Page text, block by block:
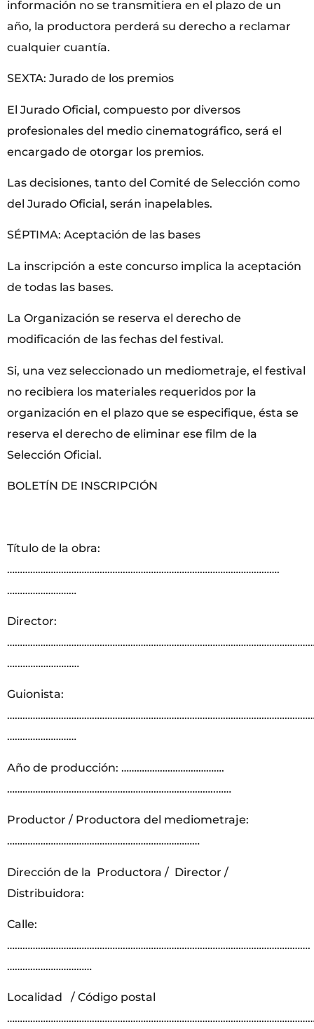
información no se transmitiera en el plazo de un
año, la productora perderá su derecho a reclamar
cualquier cuantía.
SEXTA: Jurado de los premios
El Jurado Oficial, compuesto por diversos
profesionales del medio cinematográfico, será el
encargado de otorgar los premios.
Las decisiones, tanto del Comité de Selección como
del Jurado Oficial, serán inapelables.
SÉPTIMA: Aceptación de las bases
La inscripción a este concurso implica la aceptación
de todas las bases.
La Organización se reserva el derecho de
modificación de las fechas del festival.
Si, una vez seleccionado un mediometraje, el festival
no recibiera los materiales requeridos por la
organización en el plazo que se especifique, ésta se
reserva el derecho de eliminar ese film de la
Selección Oficial.
BOLETÍN DE INSCRIPCIÓN
Título de la obra:
…………………………………………………………………………………………….
………………………
Director:
….……………………
Guionista:
………………………
Año de producción: ………………………………….
…………………………………………………………….………..……
Productor / Productora del mediometraje:
…………………………………………………………………
Dirección de la Productora / Director /
Distribuidora:
Calle:
……………………………………………………………………………………………………….
……………………………
Localidad / Código postal